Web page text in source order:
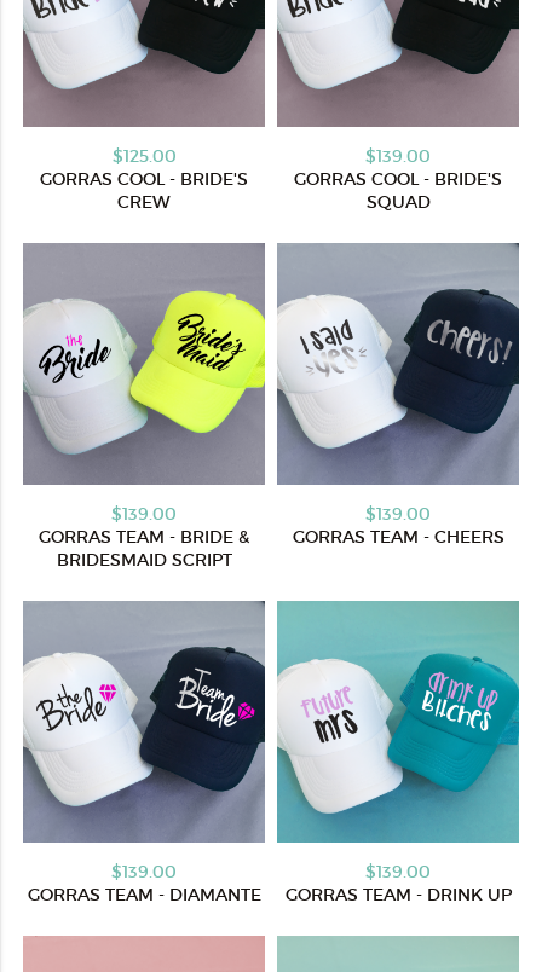
$125.00
GORRAS COOL - BRIDE'S
CREW
$139.00
GORRAS COOL - BRIDE'S
SQUAD
$139.00
GORRAS TEAM - BRIDE &
BRIDESMAID SCRIPT
$139.00
GORRAS TEAM - CHEERS
$139.00
GORRAS TEAM - DIAMANTE
$139.00
GORRAS TEAM - DRINK UP